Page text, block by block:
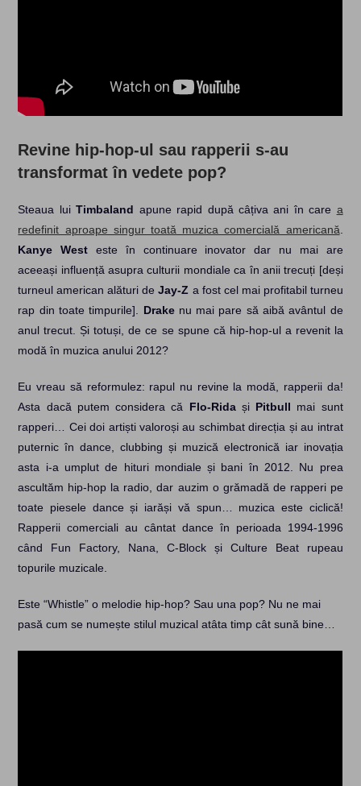
Revine hip-hop-ul sau rapperii s-au
transformat în vedete pop?
Steaua luiTimbaland apune rapid după câțiva ani în care a
redefinit aproape singur toată muzica comercială americană
Kanye West este în continuare inovator dar nu mai are
aceeași influență asupra culturii mondiale ca în anii trecuți [deși
turneul american alături deJay-Z a fost cel mai profitabil turneu
rap din toate timpurile]. Drakenu mai pare să aibă avântul de
anul trecut. Și totuși, de ce se spune că hip-hop-ul a revenit la
modă în muzica anului 2012?
Eu vreau să reformulez: rapul nu revine la modă, rapperii da!
Asta dacă putem considera că Flo-Ridași Pitbull mai sunt
rapperi… Cei doi artiști valoroși au schimbat direcția și au intrat
puternic în dance, clubbing și muzică electronică iar inovația
asta i-a umplut de hituri mondiale și bani în 2012. Nu prea
ascultăm hip-hop la radio, dar auzim o grămadă de rapperi pe
toate piesele dance și iarăși vă spun… muzica este ciclică!
Rapperii comerciali au cântat dance în perioada 1994-1996
când Fun Factory, Nana, C-Block și Culture Beat rupeau
topurile muzicale.
Este “Whistle” o melodie hip-hop? Sau una pop? Nu ne mai
pasă cum se numește stilul muzical atâta timp cât sună bine…